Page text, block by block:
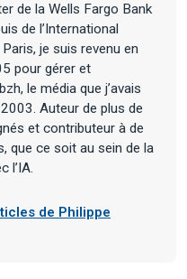
de la Wells Fargo Bank
de l’International
je suis revenu en
pour gérer et
le média que j’avais
Auteur de plus de
et contributeur à de
que ce soit au sein de la
l’IA.
de Philippe